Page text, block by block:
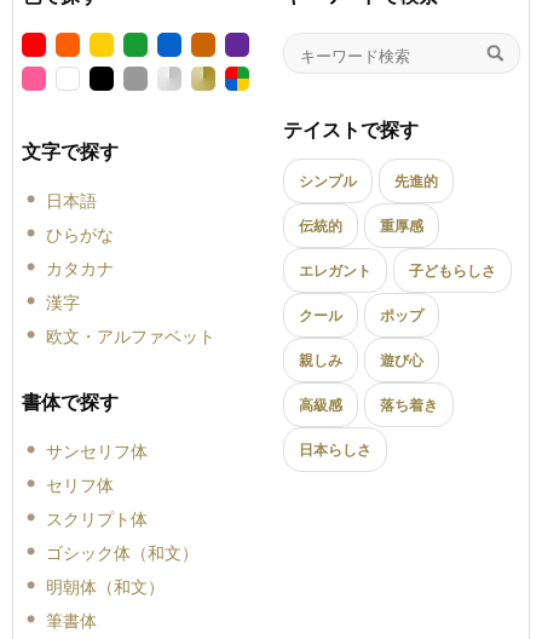
文字で探す
日本語
ひらがな
カタカナ
漢字
欧文・アルファベット
書体で探す
サンセリフ体
セリフ体
スクリプト体
ゴシック体（和文）
明朝体（和文）
筆書体
テイストで探す
シンプル 先進的
伝統的 重厚感
エレガント 子どもらしさ
クール ポップ
親しみ 遊び心
高級感 落ち着き
日本らしさ